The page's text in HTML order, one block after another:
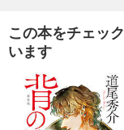
この本をチェッ
います